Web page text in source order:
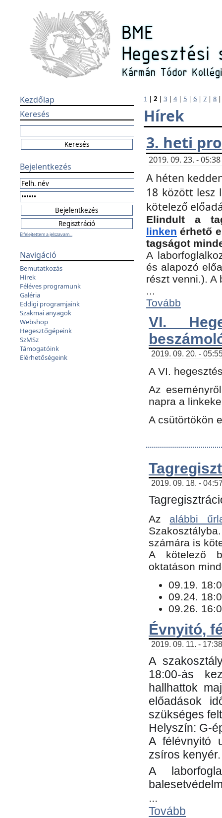
Kezdőlap
Keresés
Bejelentkezés
Elfelejtettem a jelszavam...
Navigáció
Bemutatkozás
Hírek
Féléves programunk
Galéria
Eddigi programjaink
Szakmai anyagok
Webshop
Hegesztőgépeink
SzMSz
Támogatóink
Elérhetőségeink
1 | 2 | 3 | 4| 5 | 6 | 7 | 8
Hírek
3. heti
2019. 09. 23. -
A héten
18 között lesz
kötelező
Elindult a
linken érhető
tagságot
A
és alapozó
részt venni.).
...
Tovább
VI.
2019. 09. 20. -
A VI.
Az
napra a
A csütörtökön
2019. 09. 18. -
Az alábbi
számára is
​A kötelező
oktatáson
09.19.
09.24.
09.26.
Évnyitó,
2019. 09. 11. -
A
18:00-ás
hallhattok
előadások
szükséges
Helyszín: G-
A félévnyitó
zsíros kenyér.
A
...
Tovább